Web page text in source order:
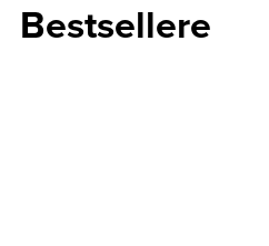
Bestsellere